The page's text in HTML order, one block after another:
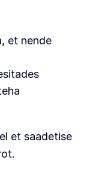
et nende
et saadetise